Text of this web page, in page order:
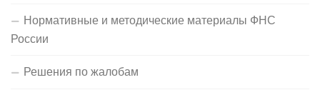
Нормативные и методические материалы ФНС
России
Решения по жалобам